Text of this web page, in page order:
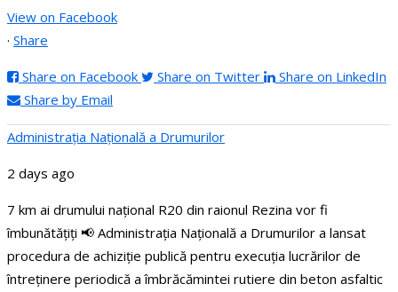
View on Facebook
· Share
Share on Facebook Share on Twitter
Share on LinkedIn
Share by Email
Administraţia Națională a Drumurilor
2 days ago
7 km ai drumului național R20 din raionul Rezina vor fi
îmbunătățiți 📢 Administrația Națională a Drumurilor a lansat
procedura de achiziție publică pentru execuția lucrărilor de
întreținere periodică a îmbrăcămintei rutiere din beton asfaltic